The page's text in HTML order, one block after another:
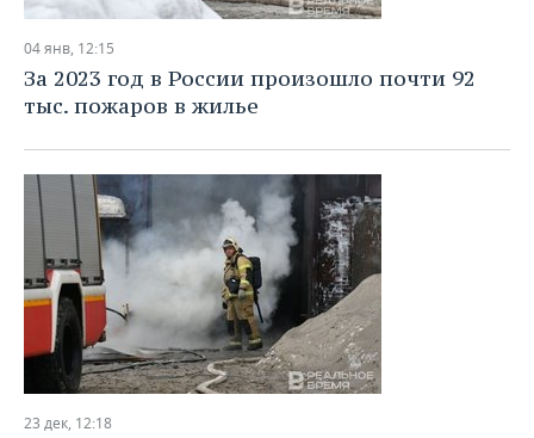
04 янв, 12:15
За 2023 год в России произошло почти 92
тыс. пожаров в жилье
23 дек, 12:18